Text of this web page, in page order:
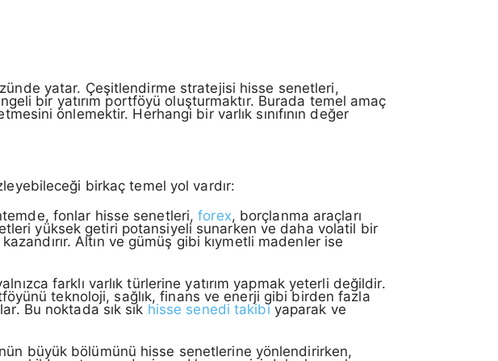
yatar. Çeşitlendirme stratejisi hisse senetleri,
bir yatırım portföyü oluşturmaktır. Burada temel amaç
önlemektir. Herhangi bir varlık sınıfının değer
birkaç temel yol vardır:
fonlar hisse senetleri,forex, borçlanma araçları
yüksek getiri potansiyeli sunarken ve daha volatil bir
Altın ve gümüş gibi kıymetli madenler ise
farklı varlık türlerine yatırım yapmak yeterli değildir.
teknoloji, sağlık, finans ve enerji gibi birden fazla
Bu noktada sık sık hisse senedi takibi yaparak ve
büyük bölümünü hisse senetlerine yönlendirirken,